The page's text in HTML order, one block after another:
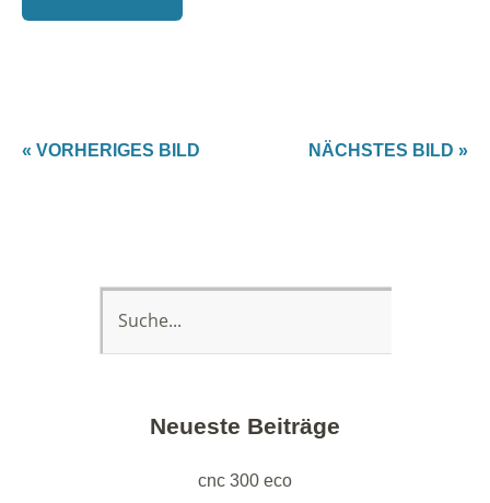
« VORHERIGES BILD NÄCHSTES BILD »
Neueste Beiträge
cnc 300 eco